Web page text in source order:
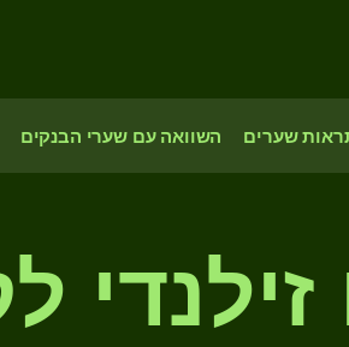
שערים השוואה עם שערי הבנקים
זילנדי